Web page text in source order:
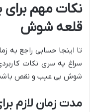
نکات مهم برای
قلعه شوش
تا اینجا حسابی راجع به
سراغ یه سری نکات
شوش بی عیب و نقص باشه
مدت زمان لازم